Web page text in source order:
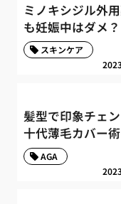
ミノキシジル外
も妊娠中はダメ？
スキンケア
髪型で印象チェ
十代薄毛カバー術
AGA